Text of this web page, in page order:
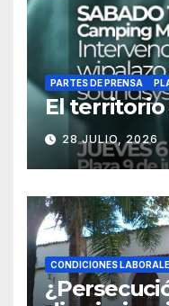
PARTES DE PRENSA
El
28 JULIO, 2026
CONDICIONES